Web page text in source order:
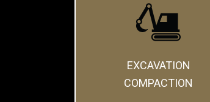
EXCAVATION
COMPACTION